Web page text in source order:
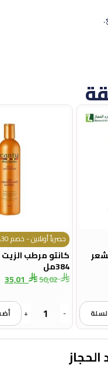
حصرياً أونلاين - خصم 30%
كانتو مرطب
384مل
50,02
35,01
-
+